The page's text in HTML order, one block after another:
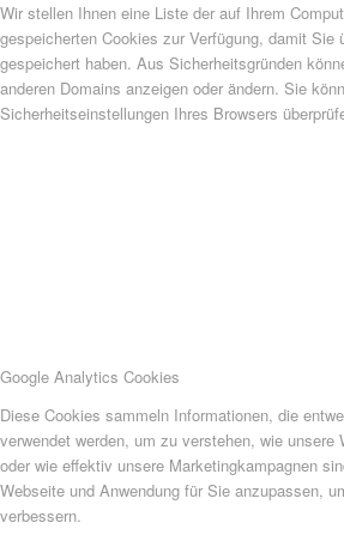
Wir stellen Ihnen eine Liste der auf Ihrem
gespeicherten Cookies zur Verfügung, damit Sie
gespeichert haben. Aus Sicherheitsgründen
anderen Domains anzeigen oder ändern. Sie
Sicherheitseinstellungen Ihres Browsers
Google Analytics Cookies
Diese Cookies sammeln Informationen, die
verwendet werden, um zu verstehen, wie unsere
oder wie effektiv unsere Marketingkampagnen
Webseite und Anwendung für Sie anzupassen,
verbessern.